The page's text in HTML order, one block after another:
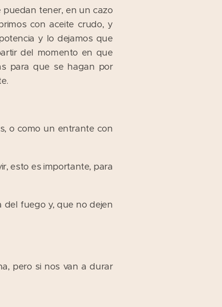
puedan tener, en un cazo
con aceite crudo, y
y lo dejamos que
del momento en que
para que se hagan por
o como un entrante con
esto es importante, para
del fuego y, que no dejen
pero si nos van a durar